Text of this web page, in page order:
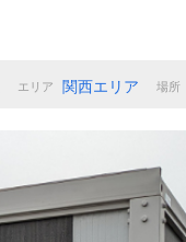
エリア 関西エリア 場所